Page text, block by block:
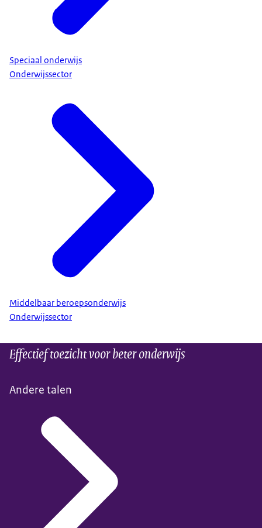
Speciaal onderwijs
Onderwijssector
Middelbaar beroepsonderwijs
Onderwijssector
Effectief toezicht voor beter onderwijs
Andere talen